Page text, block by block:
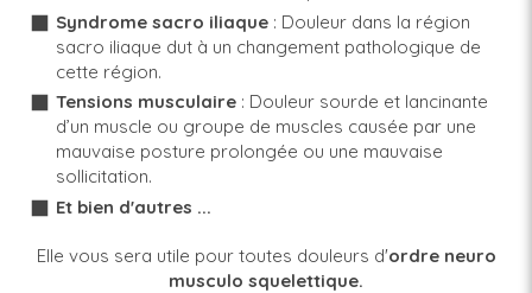
Syndrome sacro iliaque : Douleur dans la région
sacro iliaque dut à un changement pathologique de
cette région.
Tensions musculaire : Douleur sourde et lancinante
d’un muscle ou groupe de muscles causée par une
mauvaise posture prolongée ou une mauvaise
sollicitation.
Et bien d'autres ...
Elle vous sera utile pour toutes douleurs d'ordre neuro
musculo squelettique.